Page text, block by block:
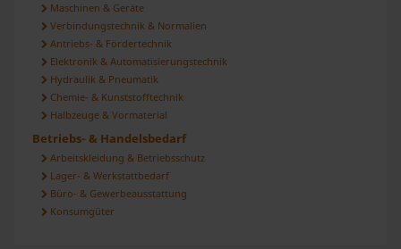
Maschinen & Geräte
Verbindungstechnik & Normalien
Antriebs- & Fördertechnik
Elektronik & Automatisierungstechnik
Hydraulik & Pneumatik
Chemie- & Kunststofftechnik
Halbzeuge & Vormaterial
Betriebs- & Handelsbedarf
Arbeitskleidung & Betriebsschutz
Lager- & Werkstattbedarf
Büro- & Gewerbeausstattung
Konsumgüter